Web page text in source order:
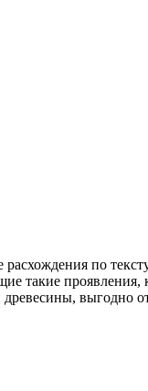
по
такие проявления,
выгодно